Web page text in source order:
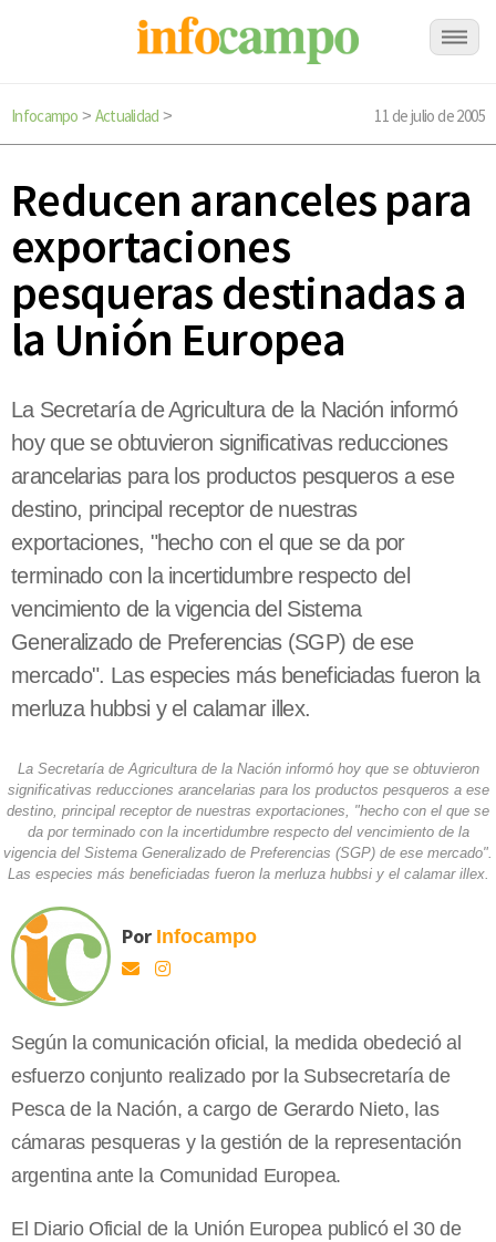
Infocampo > Actualidad > 11 de julio de 2005
Reducen aranceles para
exportaciones
pesqueras destinadas a
la Unión Europea
La Secretaría de Agricultura de la Nación informó
hoy que se obtuvieron significativas reducciones
arancelarias para los productos pesqueros a ese
destino, principal receptor de nuestras
exportaciones, "hecho con el que se da por
terminado con la incertidumbre respecto del
vencimiento de la vigencia del Sistema
Generalizado de Preferencias (SGP) de ese
mercado". Las especies más beneficiadas fueron la
merluza hubbsi y el calamar illex.
La Secretaría de Agricultura de la Nación informó hoy que se obtuvieron
significativas reducciones arancelarias para los productos pesqueros a ese
destino, principal receptor de nuestras exportaciones, "hecho con el que se
da por terminado con la incertidumbre respecto del vencimiento de la
vigencia del Sistema Generalizado de Preferencias (SGP) de ese mercado".
Las especies más beneficiadas fueron la merluza hubbsi y el calamar illex.
Por Infocampo
Según la comunicación oficial, la medida obedeció al
esfuerzo conjunto realizado por la Subsecretaría de
Pesca de la Nación, a cargo de Gerardo Nieto, las
cámaras pesqueras y la gestión de la representación
argentina ante la Comunidad Europea.
El Diario Oficial de la Unión Europea publicó el 30 de